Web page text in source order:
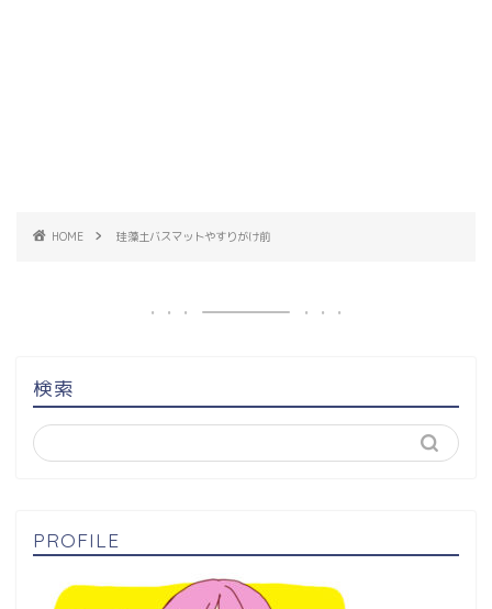
HOME 珪藻土バスマットやすりがけ前
検索
PROFILE